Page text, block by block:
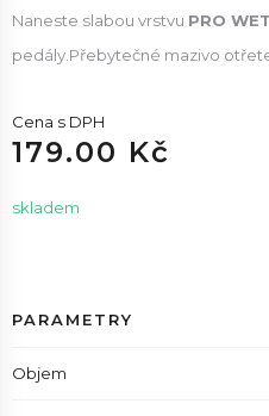
Naneste slabou vrstvu PRO
pedály.Přebytečné mazivo
Cena s DPH
179.00 Kč
skladem
PARAMETRY
Objem